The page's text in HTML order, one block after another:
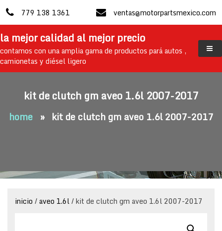
to
content
779 138 1361 ventas@motorpartsmexico.com
la mejor calidad al mejor precio
contamos con una amplia gama de productos pará autos ,
camionetas y diésel ligero
kit de clutch gm aveo 1.6l 2007-2017
home » kit de clutch gm aveo 1.6l 2007-2017
inicio /aveo 1.6l/ kit de clutch gm aveo 1.6l 2007-2017